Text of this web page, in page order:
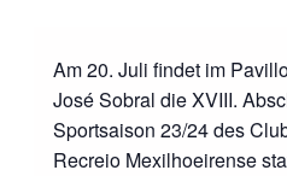
Am 20. Juli findet im
José Sobral die XVIII.
Sportsaison 23/24 des
Recreio Mexilhoeirense